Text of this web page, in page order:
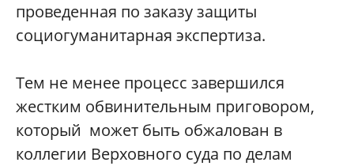
проведенная по заказу защиты
социогуманитарная экспертиза.
Тем не менее процесс завершился
жестким обвинительным приговором,
который может быть обжалован в
коллегии Верховного суда по делам